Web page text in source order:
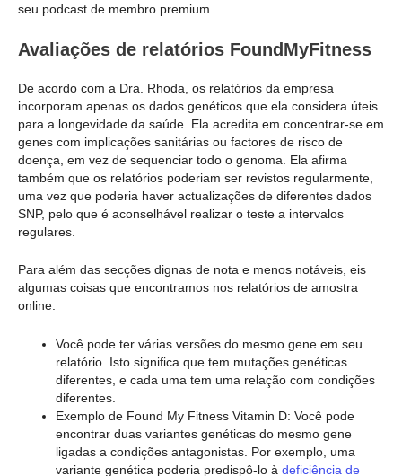
seu podcast de membro premium.
Avaliações de relatórios FoundMyFitness
De acordo com a Dra. Rhoda, os relatórios da empresa
incorporam apenas os dados genéticos que ela considera úteis
para a longevidade da saúde. Ela acredita em concentrar-se em
genes com implicações sanitárias ou factores de risco de
doença, em vez de sequenciar todo o genoma. Ela afirma
também que os relatórios poderiam ser revistos regularmente,
uma vez que poderia haver actualizações de diferentes dados
SNP, pelo que é aconselhável realizar o teste a intervalos
regulares.
Para além das secções dignas de nota e menos notáveis, eis
algumas coisas que encontramos nos relatórios de amostra
online:
Você pode ter várias versões do mesmo gene em seu
relatório. Isto significa que tem mutações genéticas
diferentes, e cada uma tem uma relação com condições
diferentes.
Exemplo de Found My Fitness Vitamin D: Você pode
encontrar duas variantes genéticas do mesmo gene
ligadas a condições antagonistas. Por exemplo, uma
variante genética poderia predispô-lo à deficiência de